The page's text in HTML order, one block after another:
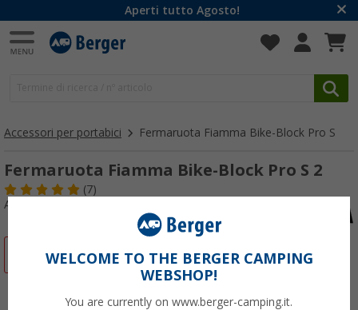
Aperti tutto Agosto!
Accessori per portabici Fermaruota Fiamma Bike-Block Pro S
Fermaruota Fiamma Bike-Block Pro S 2
(7)
Articolo n: 259150
-15%WELCOME TO THE BERGER CAMPING
WEBSHOP!
You are currently on www.berger-camping.it.